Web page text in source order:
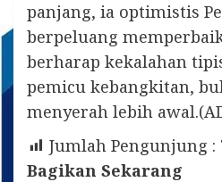
panjang, ia optimistis
berpeluang
berharap kekalahan
pemicu kebangkitan,
menyerah lebih
Jumlah Pengunjung :
Bagikan Sekarang